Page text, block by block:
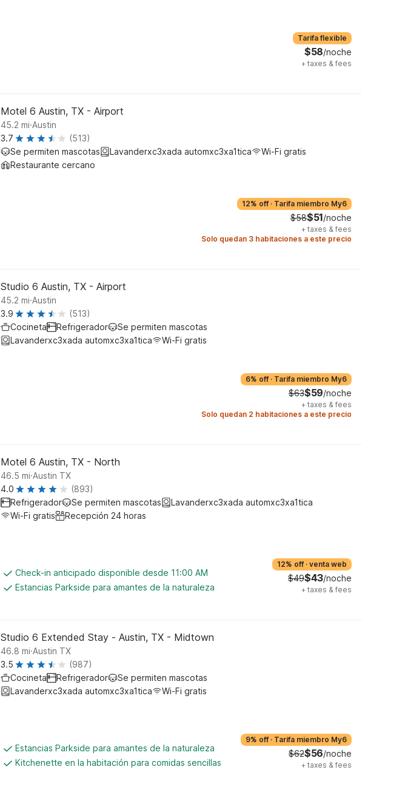
Tarifa flexible
$58/noche
+ taxes & fees
Motel 6 Austin, TX - Airport
45.2 mi.Austin
3.7
(513)
Se permiten mascotas
Lavanderxc3xada automxc3xa1tica
Wi-Fi gratis
Restaurante cercano
12% off · Tarifa miembro My6
$58$51/noche
+ taxes & fees
Solo quedan 3 habitaciones a este precio
Studio 6 Austin, TX - Airport
45.2 mi.Austin
3.9
(513)
Cocineta
Refrigerador
Se permiten mascotas
Lavanderxc3xada automxc3xa1tica
Wi-Fi gratis
6% off · Tarifa miembro My6
$63$59/noche
+ taxes & fees
Solo quedan 2 habitaciones a este precio
Motel 6 Austin, TX - North
46.5 mi.Austin TX
4.0
(893)
Refrigerador
Se permiten mascotas
Lavanderxc3xada automxc3xa1tica
Wi-Fi gratis
Recepción 24 horas
Check-in anticipado disponible desde 11:00 AM
Estancias Parkside para amantes de la naturaleza
12% off · venta web
$49$43/noche
+ taxes & fees
Studio 6 Extended Stay - Austin, TX - Midtown
46.8 mi.Austin TX
3.5
(987)
Cocineta
Refrigerador
Se permiten mascotas
Lavanderxc3xada automxc3xa1tica
Wi-Fi gratis
Estancias Parkside para amantes de la naturaleza
Kitchenette en la habitación para comidas sencillas
9% off · Tarifa miembro My6
$62$56/noche
+ taxes & fees